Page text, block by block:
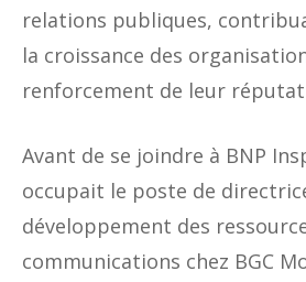
relations publiques,
la croissance des
renforcement de leur
Avant de se joindre à BNP
occupait le poste de
développement des
communications chez BGC